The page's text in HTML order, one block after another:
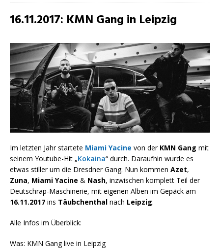
16.11.2017: KMN Gang in Leipzig
Im letzten Jahr startete Miami Yacine von der KMN Gang mit
seinem Youtube-Hit „Kokaina“ durch. Daraufhin wurde es
etwas stiller um die Dresdner Gang. Nun kommen Azet,
Zuna, Miami Yacine & Nash, inzwischen komplett Teil der
Deutschrap-Maschinerie, mit eigenen Alben im Gepäck am
16.11.2017 ins Täubchenthal nach Leipzig.
Alle Infos im Überblick:
Was: KMN Gang live in Leipzig